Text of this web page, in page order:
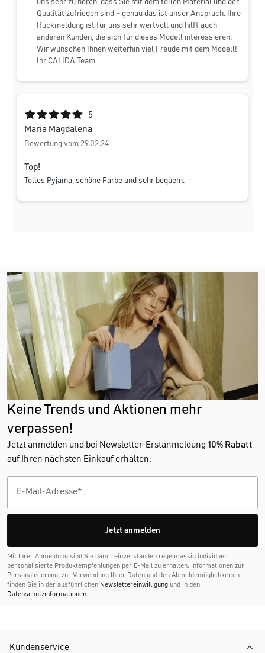
uns sehr zu hören, dass Sie mit dem tollen Material und der
Qualität zufrieden sind – genau das ist unser Anspruch. Ihre
Rückmeldung ist für uns sehr wertvoll und hilft auch
anderen Kunden, die sich für dieses Modell interessieren.
Wir wünschen Ihnen weiterhin viel Freude mit dem Modell!
Ihr CALIDA Team
Durchschnittliche Bewertung von 5 von 5 Sternen
5
Maria Magdalena
Bewertung vom 29.02.24
Top!
Tolles Pyjama, schöne Farbe und sehr bequem.
Keine Trends und Aktionen mehr
verpassen!
Jetzt anmelden und bei Newsletter-Erstanmeldung 10% Rabatt
auf Ihren nächsten Einkauf erhalten.
Jetzt anmelden
Mit Ihrer Anmeldung sind Sie damit einverstanden regelmässig individuell
personalisierte Produktempfehlungen per E-Mail zu erhalten. Informationen zur
Personalisierung, zur Verwendung Ihrer Daten und den Abmelde­möglichkeiten
finden Sie in der ausführlichen Newslettereinwilligung und in den
Datenschutzinformationen.
Kundenservice